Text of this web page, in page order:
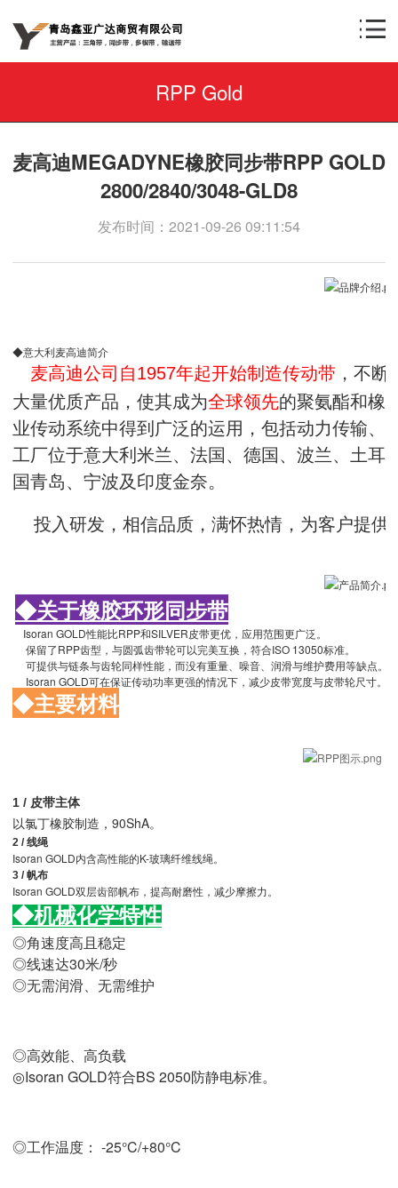
RPP Gold
麦高迪MEGADYNE橡胶同步带RPP GOLD
2800/2840/3048-GLD8
发布时间：2021-09-26 09:11:54
◆意大利麦高迪简介
麦高迪公司自1957年起开始制造传动带 ，不
大量优质产品，使其成为全球领先的聚氨酯和橡
业传动系统中得到广泛的运用，包括动力传输、
工厂位于意大利米兰、法国、德国、波兰、土耳
国青岛、宁波及印度金奈。
投入研发，相信品质，满怀热情，为客户提
◆关于橡胶环形同步带
Isoran GOLD性能比RPP和SILVER皮带更优，应用范围更广泛。
保留了RPP齿型，与圆弧齿带轮可以完美互换，符合ISO 13050标准。
可提供与链条与齿轮同样性能，而没有重量、噪音、润滑与维护费用等缺点。
Isoran GOLD可在保证传动功率更强的情况下，减少皮带宽度与皮带轮尺寸。
◆主要材料
1 / 皮带主体
以氯丁橡胶制造，90ShA。
2 / 线绳
Isoran GOLD内含高性能的K-玻璃纤维线绳。
3 / 帆布
Isoran GOLD双层齿部帆布，提高耐磨性，减少摩擦力。
◆机械化学特性
◎角速度高且稳定
◎线速达30米/秒
◎无需润滑、无需维护
◎高效能、高负载
◎Isoran GOLD符合BS 2050防静电标准。
◎工作温度： -25°C/+80°C